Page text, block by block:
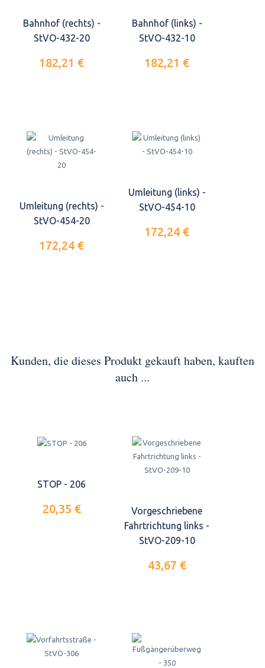
Bahnhof (rechts) -
StVO-432-20
182,21 €
Bahnhof (links) -
StVO-432-10
182,21 €
Umleitung (rechts) -
StVO-454-20
172,24 €
Umleitung (links) -
StVO-454-10
172,24 €
Kunden, die dieses Produkt gekauft haben, kauften
auch ...
STOP - 206
20,35 €
Vorgeschriebene
Fahrtrichtung links -
StVO-209-10
43,67 €